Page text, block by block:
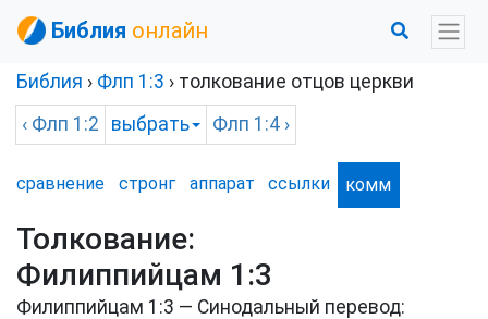
Библия онлайн
Библия › Флп 1:3 › толкование отцов церкви
‹ Флп 1:2 выбрать Флп 1:4 ›
сравнение стронг аппарат ссылки комм
Толкование:
Филиппийцам 1:3
Филиппийцам 1:3 — Синодальный перевод: